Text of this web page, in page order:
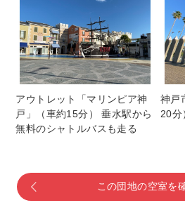
アウトレット「マリンピア神
戸」（車約15分） 垂水駅から
無料のシャトルバスも走る
神戸
20分
この団地の空室を